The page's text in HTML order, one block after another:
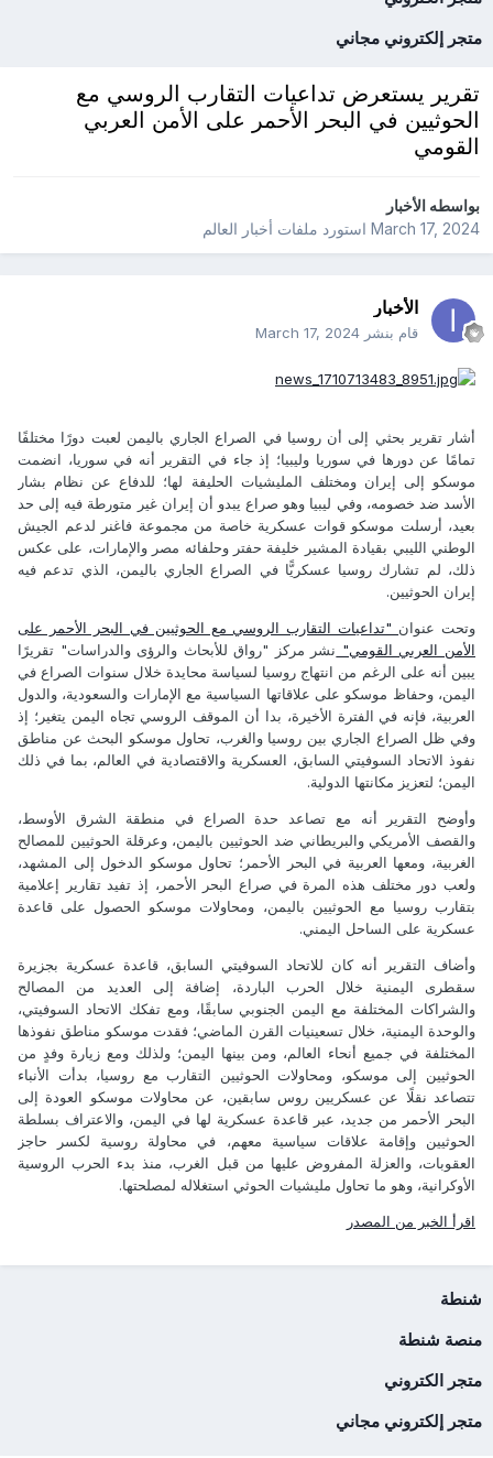
متجر إلكتروني مجاني
تقرير يستعرض تداعيات التقارب الروسي مع
الحوثيين في البحر الأحمر على الأمن العربي
القومي
بواسطهالأخبار
March 17, 2024استورد ملفات أخبار العالم
الأخبار
قام بنشر March 17, 2024
أشار تقرير بحثي إلى أن روسيا في الصراع الجاري باليمن لعبت دورًا مختلفًا
تمامًا عن دورها في سوريا وليبيا؛ إذ جاء في التقرير أنه في سوريا، انضمت
موسكو إلى إيران ومختلف المليشيات الحليفة لها؛ للدفاع عن نظام بشار
الأسد ضد خصومه، وفي ليبيا وهو صراع يبدو أن إيران غير متورطة فيه إلى حد
بعيد، أرسلت موسكو قوات عسكرية خاصة من مجموعة فاغنر لدعم الجيش
الوطني الليبي بقيادة المشير خليفة حفتر وحلفائه مصر والإمارات، على عكس
ذلك، لم تشارك روسيا عسكريًّا في الصراع الجاري باليمن، الذي تدعم فيه
إيران الحوثيين.
وتحت عنوان"تداعيات التقارب الروسي مع الحوثيين في البحر الأحمر على
الأمن العربي القومي" نشر مركز "رواق للأبحاث والرؤى والدراسات" تقريرًا
يبين أنه على الرغم من انتهاج روسيا لسياسة محايدة خلال سنوات الصراع في
اليمن، وحفاظ موسكو على علاقاتها السياسية مع الإمارات والسعودية، والدول
العربية، فإنه في الفترة الأخيرة، بدا أن الموقف الروسي تجاه اليمن يتغير؛ إذ
وفي ظل الصراع الجاري بين روسيا والغرب، تحاول موسكو البحث عن مناطق
نفوذ الاتحاد السوفيتي السابق، العسكرية والاقتصادية في العالم، بما في ذلك
اليمن؛ لتعزيز مكانتها الدولية.
وأوضح التقرير أنه مع تصاعد حدة الصراع في منطقة الشرق الأوسط،
والقصف الأمريكي والبريطاني ضد الحوثيين باليمن، وعرقلة الحوثيين للمصالح
الغربية، ومعها العربية في البحر الأحمر؛ تحاول موسكو الدخول إلى المشهد،
ولعب دور مختلف هذه المرة في صراع البحر الأحمر، إذ تفيد تقارير إعلامية
بتقارب روسيا مع الحوثيين باليمن، ومحاولات موسكو الحصول على قاعدة
عسكرية على الساحل اليمني.
وأضاف التقرير أنه كان للاتحاد السوفيتي السابق، قاعدة عسكرية بجزيرة
سقطرى اليمنية خلال الحرب الباردة، إضافة إلى العديد من المصالح
والشراكات المختلفة مع اليمن الجنوبي سابقًا، ومع تفكك الاتحاد السوفيتي،
والوحدة اليمنية، خلال تسعينيات القرن الماضي؛ فقدت موسكو مناطق نفوذها
المختلفة في جميع أنحاء العالم، ومن بينها اليمن؛ ولذلك ومع زيارة وفدٍ من
الحوثيين إلى موسكو، ومحاولات الحوثيين التقارب مع روسيا، بدأت الأنباء
تتصاعد نقلًا عن عسكريين روس سابقين، عن محاولات موسكو العودة إلى
البحر الأحمر من جديد، عبر قاعدة عسكرية لها في اليمن، والاعتراف بسلطة
الحوثيين وإقامة علاقات سياسية معهم، في محاولة روسية لكسر حاجز
العقوبات، والعزلة المفروض عليها من قبل الغرب، منذ بدء الحرب الروسية
الأوكرانية، وهو ما تحاول مليشيات الحوثي استغلاله لمصلحتها.
اقرأ الخبر من المصدر
شنطة
منصة شنطة
متجر الكتروني
متجر إلكتروني مجاني